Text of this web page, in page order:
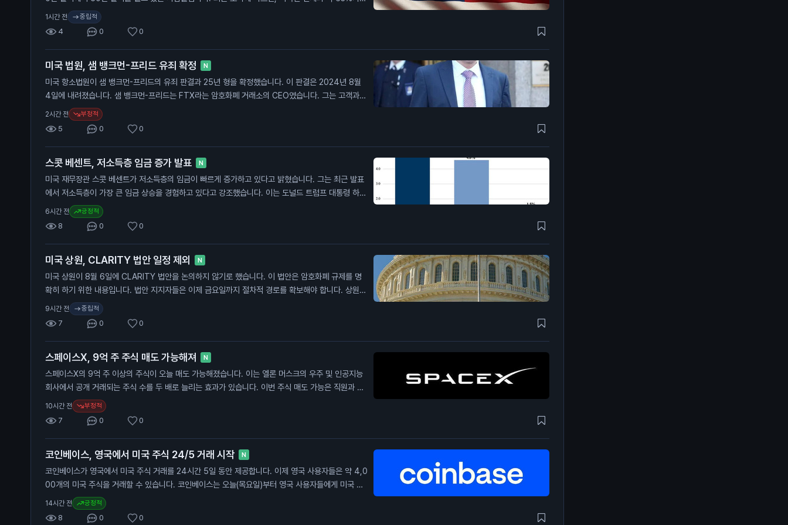
생활비 부족을 겪고 있다고 합니다. 특히 30만 달러에서 50만 달러를 버는 고소득자들 사이에서 이
비율이 크게 증가했습니다. 50만 달러 이상을 버는 사람들도 40%가 생활비에 어려움을 겪고 있다고
합니다. 이 소식은 고소득자들도 경제적 어려움을 겪고 있다는 점에서 중요합니다. 이는 소비자 신뢰도
와 경제 전반에 영향을 미칠 수 있습니다.
1시간 전 중립적
4 0 0
미국 법원, 샘 뱅크먼-프리드 유죄 확정 N
미국 항소법원이 샘 뱅크먼-프리드의 유죄 판결과 25년 형을 확정했습니다. 이 판결은 2024년 8월
4일에 내려졌습니다. 샘 뱅크먼-프리드는 FTX라는 암호화폐 거래소의 CEO였습니다. 그는 고객과
투자자에게서 수십억 달러를 사취한 혐의로 유죄 판결을 받았습니다. 항소법원은 그의 주장을 받아들
이지 않았습니다. 이 판결은 일반 투자자에게 중요한 의미를 가집니다. 뱅크먼-프리드의 범죄가 암호화
폐 시장에 대한 신뢰를 떨어뜨릴 수 있기 때문입니다.
2시간 전 부정적
5 0 0
스콧 베센트, 저소득층 임금 증가 발표 N
미국 재무장관 스콧 베센트가 저소득층의 임금이 빠르게 증가하고 있다고 밝혔습니다. 그는 최근 발표
에서 저소득층이 가장 큰 임금 상승을 경험하고 있다고 강조했습니다. 이는 도널드 트럼프 대통령 하의
경제 성장과 관련이 있습니다. 베센트 장관은 저소득층의 25%가 2%의 실질 임금 상승을 경험했다고
언급했습니다. 이는 트럼프 대통령의 첫 임기 동안 블루칼라 노동자들이 1.7%의 임금 증가를 보였다는
데이터를 기반으로 하고 있습니다. 그는 이제 저소득층이 더 이상 부유층에 뒤처지지 않는다고 주장했
습니다. 이 발표는 일반 투자자에게 중요한 의미를 가집니다. 임금 상승이 소비자 지출에 긍정적인 영
향을 미칠 수 있으며, 이는 경제 성장에 기여할 수 있습니다. 또한, 저소득층의 임금 상승은 인플레이션
과의 관계에서도 중요한 요소가 될 수 있습니다.
6시간 전 긍정적
8 0 0
미국 상원, CLARITY 법안 일정 제외 N
미국 상원이 8월 6일에 CLARITY 법안을 논의하지 않기로 했습니다. 이 법안은 암호화폐 규제를 명
확히 하기 위한 내용입니다. 법안 지지자들은 이제 금요일까지 절차적 경로를 확보해야 합니다. 상원은
8월 10일부터 휴회에 들어갑니다. 법안이 통과될 가능성은 30%로 낮습니다. 상원 다수당 원내대표는
아직 법안에 대한 투표를 진행하지 않았습니다. 민주당 측은 9월에 법안이 통과할 수 있을 것이라고 낙
관하고 있습니다. 이 법안이 통과되면 암호화폐 시장에 긍정적인 영향을 미칠 수 있습니다. 일반 투자
자들은 법안 통과가 비트코인 가격 상승으로 이어질 가능성을 주목해야 합니다.
9시간 전 중립적
7 0 0
스페이스X, 9억 주 주식 매도 가능해져 N
스페이스X의 9억 주 이상의 주식이 오늘 매도 가능해졌습니다. 이는 엘론 머스크의 우주 및 인공지능
회사에서 공개 거래되는 주식 수를 두 배로 늘리는 효과가 있습니다. 이번 주식 매도 가능은 직원과 초
기 투자자들이 매도할 수 있게 해줍니다. 스페이스X는 최근 IPO 이후 주가가 하락세를 보이고 있습니
다. 초기 공개 거래에서 5% 미만의 주식만 거래되었으나, 오늘부터 9억 1,150만 주가 매도 가능해지
면서 주식 공급이 크게 증가합니다. 이로 인해 주가가 더 하락할 수 있다는 우려가 커지고 있습니다. 이
번 주식 매도 가능은 일반 투자자에게 중요한 의미를 가집니다. 주식 공급이 늘어나면 가격 하락 압력
이 커질 수 있어, 투자자들은 신중한 판단이 필요합니다.
10시간 전 부정적
7 0 0
코인베이스, 영국에서 미국 주식 24/5 거래 시작 N
코인베이스가 영국에서 미국 주식 거래를 24시간 5일 동안 제공합니다. 이제 영국 사용자들은 약 4,0
00개의 미국 주식을 거래할 수 있습니다. 코인베이스는 오늘(목요일)부터 영국 사용자들에게 미국 주
식 거래 서비스를 시작했습니다. 사용자는 주식을 사고팔고 관리할 수 있는 권한을 부여받았습니다. 이
는 코인베이스가 제공하는 새로운 기능입니다. 이 서비스는 영국 투자자들에게 더 많은 투자 기회를 제
14시간 전 긍정적
8 0 0